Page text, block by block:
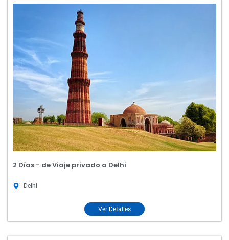
2 Días - de Viaje privado a Delhi
Delhi
Ver Detalles